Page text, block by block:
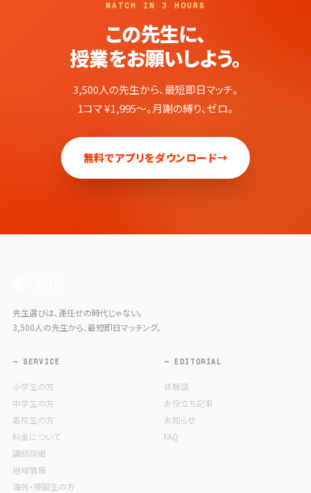
MATCH IN 3 HOURS
この先生に、
授業をお願いしよう。
3,500人の先生から、最短即日マッチ。
1コマ ¥1,995〜。月謝の縛り、ゼロ。
無料でアプリをダウンロード→
先生選びは、運任せの時代じゃない。
3,500人の先生から、最短即日マッチング。
— SERVICE
小学生の方
中学生の方
高校生の方
料金について
講師詳細
地域情報
海外・帰国生の方
— EDITORIAL
体験談
お役立ち記事
お知らせ
FAQ